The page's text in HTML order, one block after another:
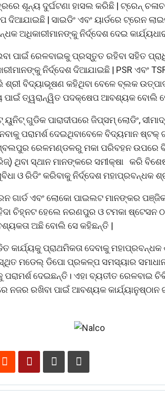
ଶୂନ୍ୟ ଦୁର୍ଘଟଣା ହାସଲ କରିଛି | ଟ୍ରେନ୍
| ସାଇଡିଂ ଏବଂ ୟାର୍ଡରେ ଟ୍ରେନ
ଅଧିକାରୀମାନଙ୍କୁ ନିର୍ଦ୍ଦେଶ ଦେଇ
ପାଇଁ ରେଳବାଇକୁ ପ୍ରସ୍ତୁତ ରହିବା ସହିତ
ନିର୍ଦ୍ଦେଶ ଦିଆଯାଇଛି | PSR ଏବଂ
ଶ୍ରୀ ବିଦ୍ୟାଭୂଷଣ କହିଥିବା ବେଳେ ବ୍ଲକ
ପାଇଁ ତ୍ୱରାନ୍ୱିତ ପଦକ୍ଷେପ ଆବଶ୍ୟକ ବୋଲି
ଗୁଡିକ ପାରାଦୀପରେ ଜିପ୍ସମ୍ ଲୋଡିଂ,
ପରାମର୍ଶ ଦେଇଥିବାବେଳେ ବିଦ୍ୟମାନ ଷ୍ଟକ୍
ରେଳମଣ୍ଡଳରୁ ମକା ପରିବହନ ଉପରେ
ଥିବା ସ୍ଥାନ ମାନଙ୍କରେ ସମୀକ୍ଷା କରି
ଓ ରିଡିଂ କରିବାକୁ ନିର୍ଦ୍ଦେଶ ମହାପ୍ରବନ୍ଧକ
ଏବଂ ଲୋକୋ ପାଇଲଟ ମାନଙ୍କର
ଚିହ୍ନଟ ହେଲେ ନରଣପୁର ଓ ଟମକା
ଅଛି ବୋଲି ସେ କହିଛନ୍ତି |
କାର୍ଯ୍ୟକୁ ପ୍ରାଥମିକତା ଦେବାକୁ
ସ୍ଥିତ ମଡେଲ୍ ଡିପୋ ପ୍ରକଳ୍ପ ସମସ୍ୟାର
ଦେଇଛନ୍ତି। ଏହା ବ୍ୟତୀତ ରେଳବାଇ
ନଜର ରଖିବା ପାଇଁ ଆବଶ୍ୟକ